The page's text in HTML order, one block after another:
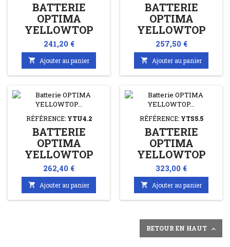
BATTERIE
OPTIMA
YELLOWTOP
YTR3.7 12V 48AH
660A + À DROITE
PLOMB SPIRALÉ
Prix
241,20 €
 Ajouter au panier
BATTERIE
OPTIMA
YELLOWTOP
YTS4.2 12V 55AH
765A + À GAUCHE
PLOMB SPIRALÉ
Prix
257,50 €
 Ajouter au panier
RÉFÉRENCE: YTU4.2
BATTERIE
OPTIMA
YELLOWTOP
YTU4.2 12V 55AH
765A + À GAUCHE
PLOMB SPIRALÉ
Prix
262,40 €
 Ajouter au panier
RÉFÉRENCE: YTS5.5
BATTERIE
OPTIMA
YELLOWTOP
YTS5.5 12V 75AH
975A + À
GAUCHE PLOMB
SPIRALÉ
Prix
323,00 €
 Ajouter au panier
RETOUR EN HAUT 